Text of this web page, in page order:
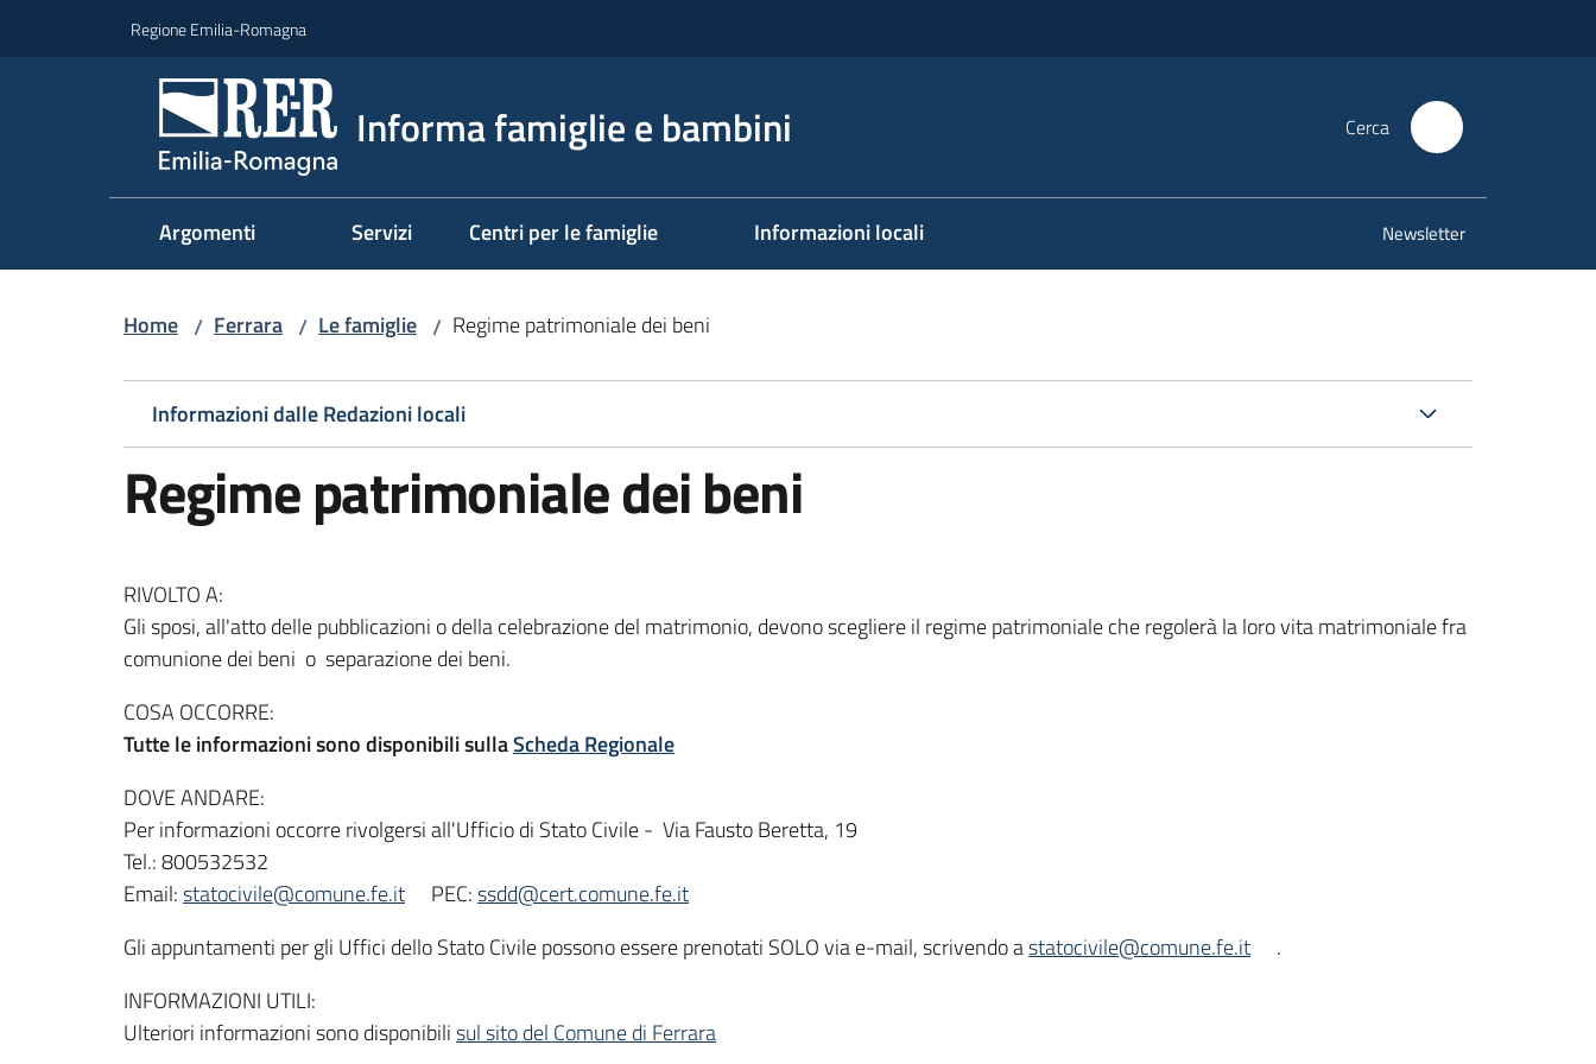
Regione Emilia-Romagna
Informa famiglie e bambini Cerca
Argomenti Servizi Centri per le famiglie Informazioni locali Newsletter
Home / Ferrara / Le famiglie / Regime patrimoniale dei beni
Informazioni dalle Redazioni locali
Regime patrimoniale dei beni
RIVOLTO A:
Gli sposi, all'atto delle pubblicazioni o della celebrazione del matrimonio, devono scegliere il regime patrimoniale che regolerà la loro vita matrimoniale fra
comunione dei beni o separazione dei beni.
COSA OCCORRE:
Tutte le informazioni sono disponibili sullaScheda Regionale
DOVE ANDARE:
Per informazioni occorre rivolgersi all'Ufficio di Stato Civile - Via Fausto Beretta, 19
Tel.: 800532532
Email:statocivile@comune.fe.it PEC:ssdd@cert.comune.fe.it
Gli appuntamenti per gli Uffici dello Stato Civile possono essere prenotati SOLO via e-mail, scrivendo astatocivile@comune.fe.it
.
INFORMAZIONI UTILI:
Ulteriori informazioni sono disponibilisul sito del Comune di Ferrara